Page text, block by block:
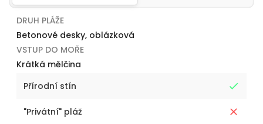
DRUH PLÁŽE
Betonové desky, oblázková
VSTUP DO MOŘE
Krátká mělčina
Přírodní stín
"Privátní" pláž